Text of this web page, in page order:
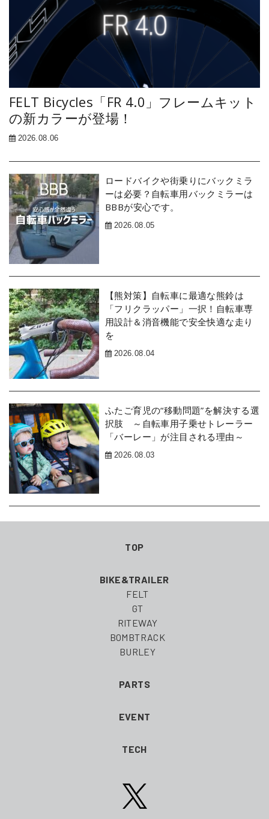
FELT Bicycles「FR 4.0」フレームキット
の新カラーが登場！
2026.08.06
ロードバイクや街乗りにバックミラ
ーは必要？自転車用バックミラーは
BBBが安心です。
2026.08.05
【熊対策】自転車に最適な熊鈴は
「フリクラッパー」一択！自転車専
用設計＆消音機能で安全快適な走り
を
2026.08.04
ふたご育児の“移動問題”を解決する選
択肢 ～自転車用子乗せトレーラー
「バーレー」が注目される理由～
2026.08.03
TOP
BIKE&TRAILER
FELT
GT
RITEWAY
BOMBTRACK
BURLEY
PARTS
EVENT
TECH